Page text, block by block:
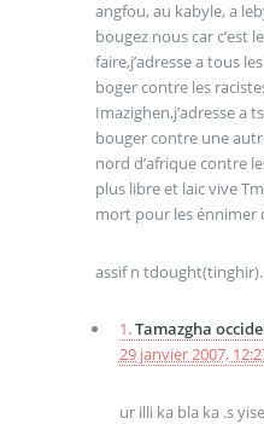
angfou, au kabyle, a
bougez nous car c’est
faire,j’adresse a tous
boger contre les
Imazighen,j’adresse a
bouger contre une
nord d’afrique contre
plus libre et laic vive
mort pour les énnimer
assif n tdought(tinghir).
1.Tamazgha
29 janvier 2007,
ur illi ka bla ka .s